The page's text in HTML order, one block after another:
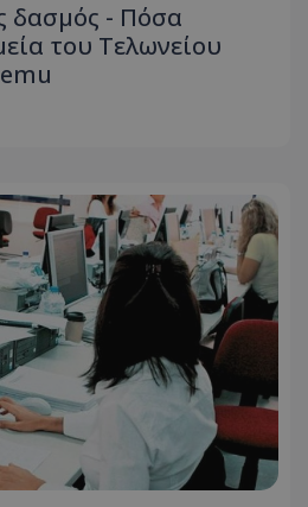
δασμός - Πόσα
του Τελωνείου